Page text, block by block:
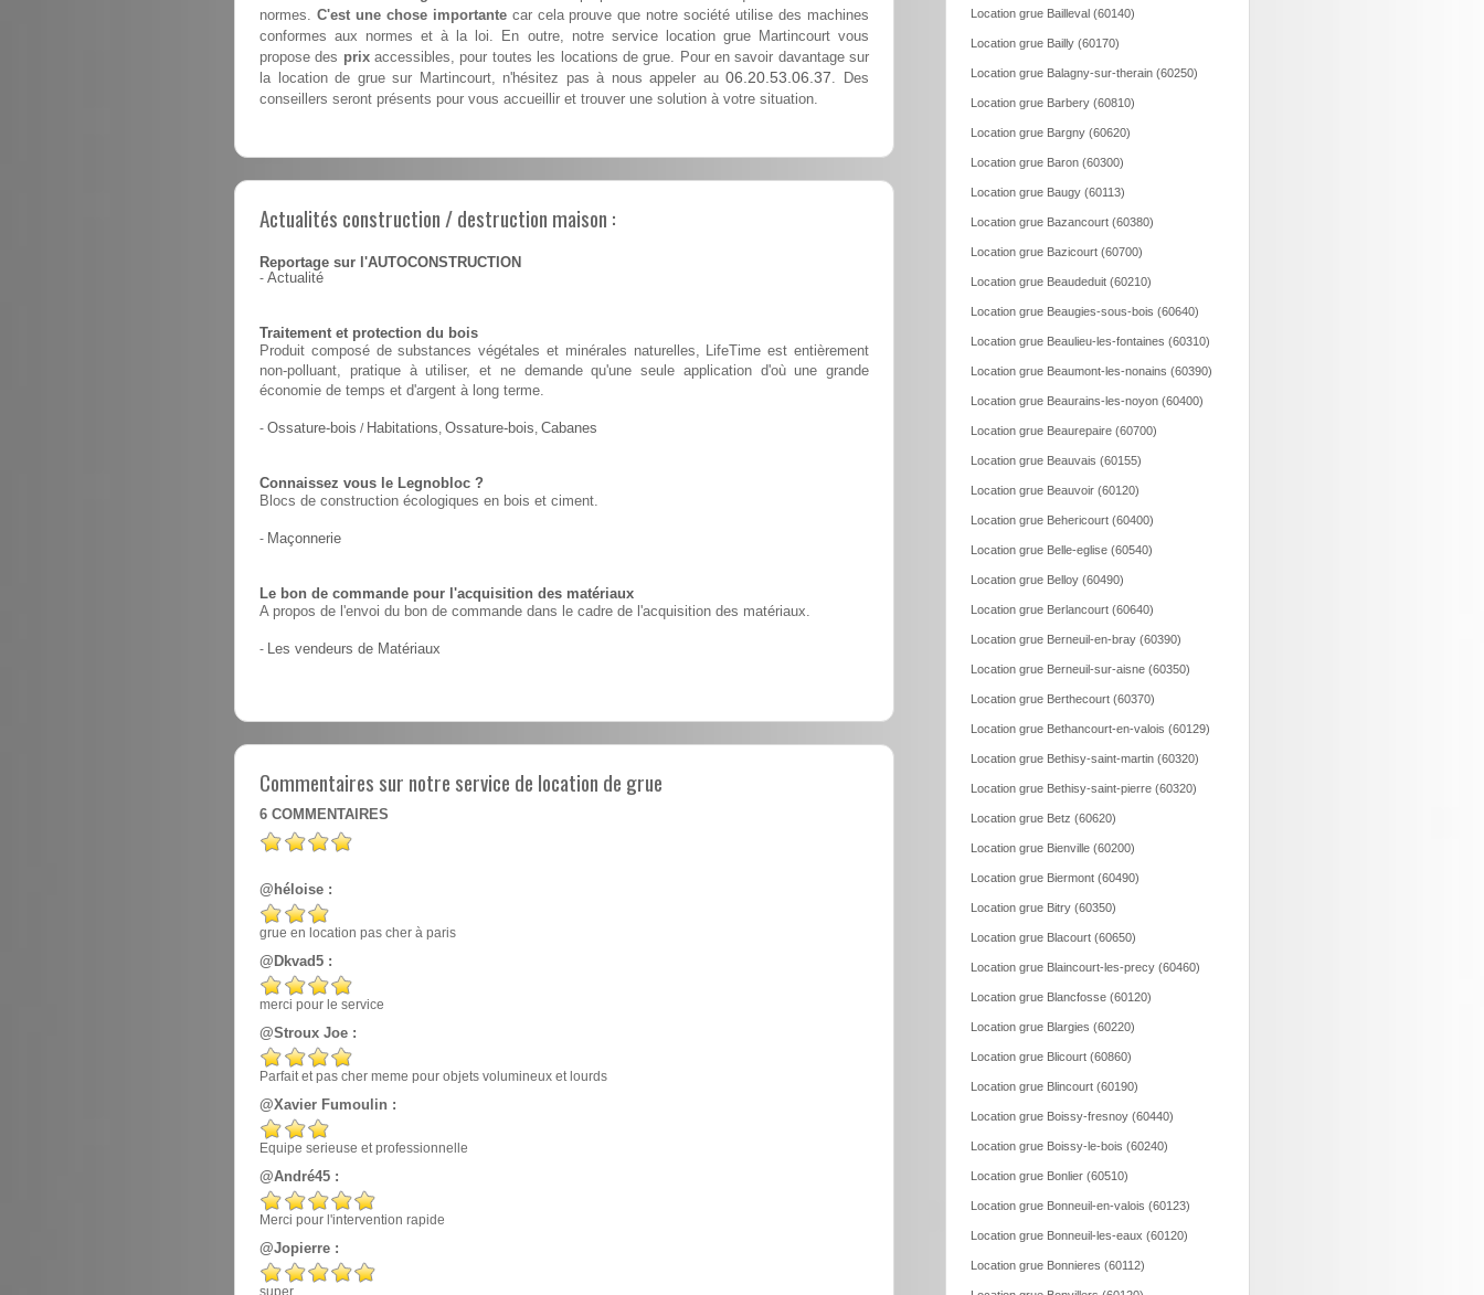
normes. C'est une chose importantecar cela prouve que notre société utilise des machines
conformes aux normes et à la loi. En outre, notre service location grue Martincourt vous
propose des prixaccessibles, pour toutes les locations de grue. Pour en savoir davantage sur
la location de grue sur Martincourt, n'hésitez pas à nous appeler au06.20.53.06.37. Des
conseillers seront présents pour vous accueillir et trouver une solution à votre situation.
Actualités construction / destruction maison :
Reportage sur l'AUTOCONSTRUCTION
- Actualité
Traitement et protection du bois
Produit composé de substances végétales et minérales naturelles, LifeTime est entièrement
non-polluant, pratique à utiliser, et ne demande qu'une seule application d'où une grande
économie de temps et d'argent à long terme.
- Ossature-bois / Habitations, Ossature-bois, Cabanes
Connaissez vous le Legnobloc ?
Blocs de construction écologiques en bois et ciment.
- Maçonnerie
Le bon de commande pour l'acquisition des matériaux
A propos de l'envoi du bon de commande dans le cadre de l'acquisition des matériaux.
- Les vendeurs de Matériaux
Commentaires sur notre service de location de grue
6 COMMENTAIRES
@héloise :
grue en location pas cher à paris
@Dkvad5 :
merci pour le service
@Stroux Joe :
Parfait et pas cher meme pour objets volumineux et lourds
@Xavier Fumoulin :
Equipe serieuse et professionnelle
@André45 :
Merci pour l'intervention rapide
@Jopierre :
Location grue Bailleval (60140)
Location grue Bailly (60170)
Location grue Balagny-sur-therain (60250)
Location grue Barbery (60810)
Location grue Bargny (60620)
Location grue Baron (60300)
Location grue Baugy (60113)
Location grue Bazancourt (60380)
Location grue Bazicourt (60700)
Location grue Beaudeduit (60210)
Location grue Beaugies-sous-bois (60640)
Location grue Beaulieu-les-fontaines (60310)
Location grue Beaumont-les-nonains (60390)
Location grue Beaurains-les-noyon (60400)
Location grue Beaurepaire (60700)
Location grue Beauvais (60155)
Location grue Beauvoir (60120)
Location grue Behericourt (60400)
Location grue Belle-eglise (60540)
Location grue Belloy (60490)
Location grue Berlancourt (60640)
Location grue Berneuil-en-bray (60390)
Location grue Berneuil-sur-aisne (60350)
Location grue Berthecourt (60370)
Location grue Bethancourt-en-valois (60129)
Location grue Bethisy-saint-martin (60320)
Location grue Bethisy-saint-pierre (60320)
Location grue Betz (60620)
Location grue Bienville (60200)
Location grue Biermont (60490)
Location grue Bitry (60350)
Location grue Blacourt (60650)
Location grue Blaincourt-les-precy (60460)
Location grue Blancfosse (60120)
Location grue Blargies (60220)
Location grue Blicourt (60860)
Location grue Blincourt (60190)
Location grue Boissy-fresnoy (60440)
Location grue Boissy-le-bois (60240)
Location grue Bonlier (60510)
Location grue Bonneuil-en-valois (60123)
Location grue Bonneuil-les-eaux (60120)
Location grue Bonnieres (60112)